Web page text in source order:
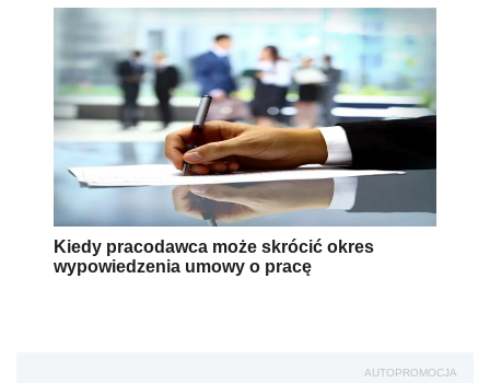
Kiedy pracodawca może skrócić okres
wypowiedzenia umowy o pracę
AUTOPROMOCJA